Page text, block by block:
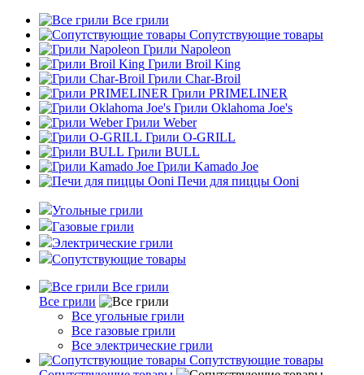
Все грили
Сопутствующие товары
Грили Napoleon
Грили Broil King
Грили Char-Broil
Грили PRIMELINER
Грили Oklahoma Joe's
Грили Weber
Грили O-GRILL
Грили BULL
Грили Kamado Joe
Печи для пиццы Ooni
Угольные грили
Газовые грили
Электрические грили
Сопутствующие товары
Все грили
Все грили
Все угольные грили
Все газовые грили
Все электрические грили
Сопутствующие товары